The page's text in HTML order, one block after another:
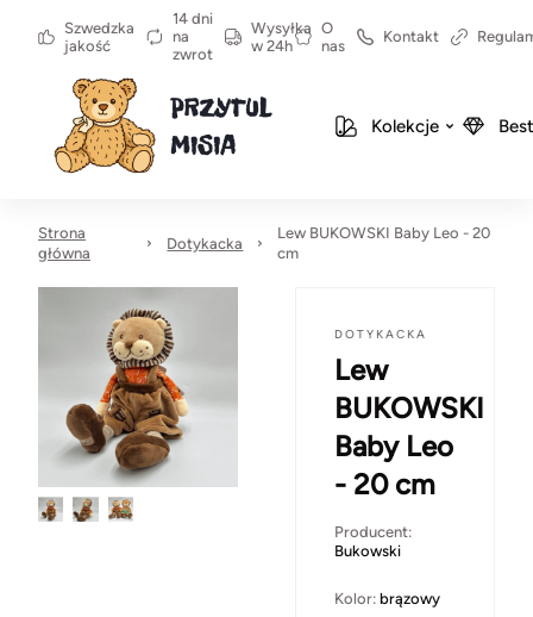
Szwedzka
jakość
14 dni
na
zwrot
Wysyłka
w 24h
O
nas
Kontakt
Kolekcje
Strona
główna
Dotykacka
Lew BUKOWSKI Baby Leo - 20
cm
DOTYKACKA
Lew
BUKOWSKI
Baby Leo
- 20 cm
Producent:
Bukowski
Kolor: brązowy